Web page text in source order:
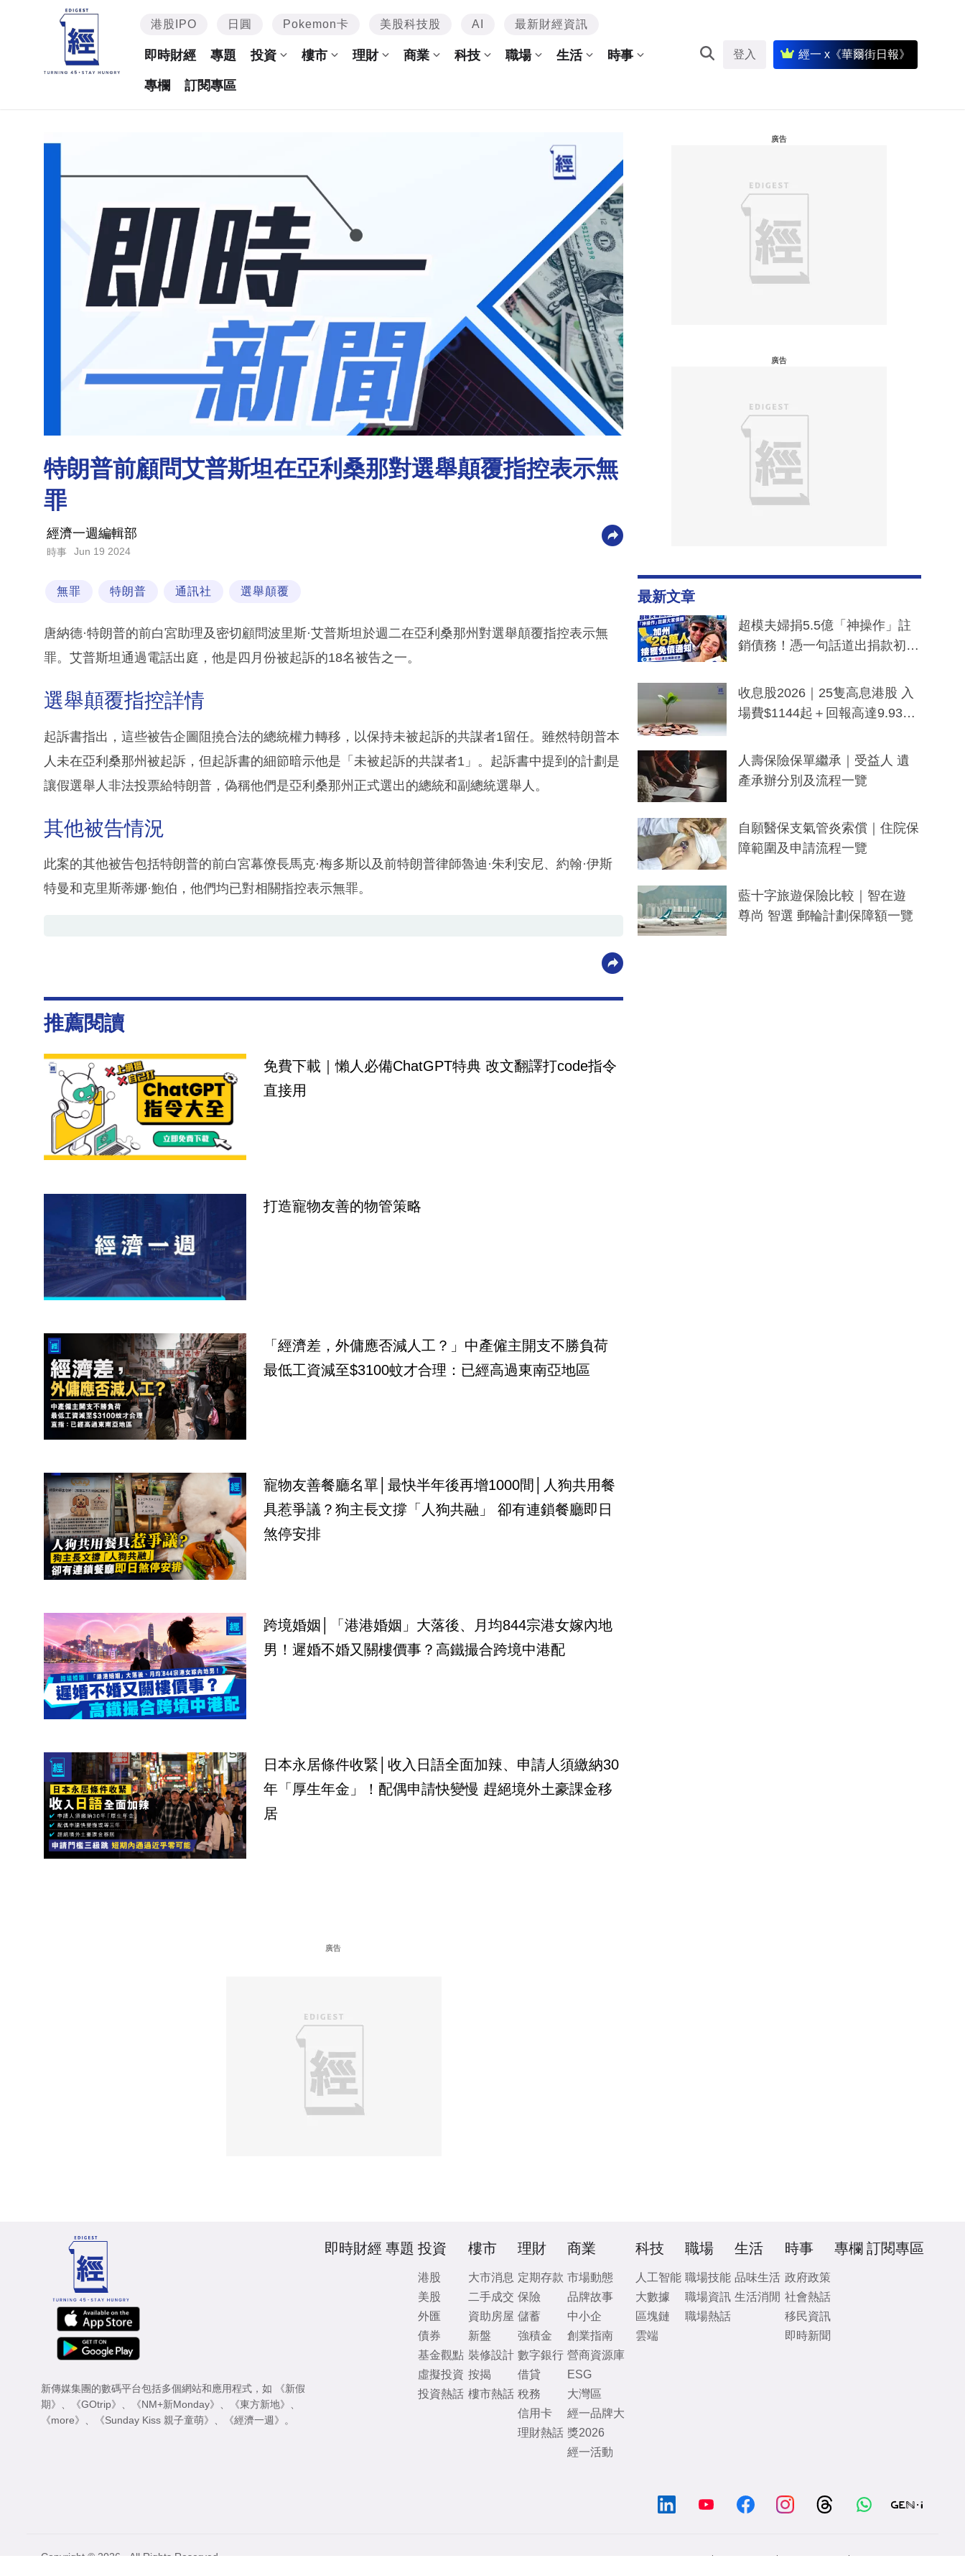
港股IPO 日圓 Pokemon卡 美股科技股 AI 最新財經資訊
即時財經 專題 投資 樓市 理財 商業 科技 職場 生活 時事
專欄 訂閱專區
登入 經一 x《華爾街日報》
特朗普前顧問艾普斯坦在亞利桑那對選舉顛覆指控表示無
罪
經濟一週編輯部
時事 Jun 19 2024
無罪 特朗普 通訊社 選舉顛覆
唐納德·特朗普的前白宮助理及密切顧問波里斯·艾普斯坦於週二在亞利桑那州對選舉顛覆指控表示無
罪。艾普斯坦通過電話出庭，他是四月份被起訴的18名被告之一。
選舉顛覆指控詳情
起訴書指出，這些被告企圖阻撓合法的總統權力轉移，以保持未被起訴的共謀者1留任。雖然特朗普本
人未在亞利桑那州被起訴，但起訴書的細節暗示他是「未被起訴的共謀者1」。起訴書中提到的計劃是
讓假選舉人非法投票給特朗普，偽稱他們是亞利桑那州正式選出的總統和副總統選舉人。
其他被告情況
此案的其他被告包括特朗普的前白宮幕僚長馬克·梅多斯以及前特朗普律師魯迪·朱利安尼、約翰·伊斯
特曼和克里斯蒂娜·鮑伯，他們均已對相關指控表示無罪。
推薦閱讀
免費下載｜懶人必備ChatGPT特典 改文翻譯打code指令
直接用
打造寵物友善的物管策略
「經濟差，外傭應否減人工？」中產僱主開支不勝負荷
最低工資減至$3100蚊才合理：已經高過東南亞地區
寵物友善餐廳名單│最快半年後再增1000間│人狗共用餐
具惹爭議？狗主長文撐「人狗共融」 卻有連鎖餐廳即日
煞停安排
跨境婚姻│「港港婚姻」大落後、月均844宗港女嫁內地
男！遲婚不婚又關樓價事？高鐵撮合跨境中港配
日本永居條件收緊│收入日語全面加辣、申請人須繳納30
年「厚生年金」！配偶申請快變慢 趕絕境外土豪課金移
居
廣告
廣告
廣告
最新文章
超模夫婦捐5.5億「神操作」註
銷債務！憑一句話道出捐款初
一度被誤當詐騙手段
收息股2026｜25隻高息港股 入
場費$1144起＋回報高達9.93
人壽保險保單繼承｜受益人 遺
產承辦分別及流程一覽
自願醫保支氣管炎索償｜住院保
障範圍及申請流程一覽
藍十字旅遊保險比較｜智在遊
尊尚 智選 郵輪計劃保障額一覽
新傳媒集團的數碼平台包括多個網站和應用程式，如
《新假
期》
《GOtrip》 《NM+新Monday》 《東方新地》
《more》
《Sunday Kiss 親子童萌》 《經濟一週》 。
即時財經 專題 投資
港股
美股
外匯
債券
基金觀點
虛擬投資
投資熱話
樓市
大市消息
二手成交
資助房屋
新盤
裝修設計
按揭
樓市熱話
理財
定期存款
保險
儲蓄
強積金
數字銀行
借貸
稅務
信用卡
理財熱話
商業
市場動態
品牌故事
中小企
創業指南
營商資源庫
ESG
大灣區
經一品牌大
獎2026
經一活動
科技
人工智能
大數據
區塊鏈
雲端
職場
職場技能
職場資訊
職場熱話
生活
品味生活
生活消閒
時事
政府政策
社會熱話
移民資訊
即時新聞
專欄 訂閱專區
/ / /
Copyright © 2026 - All Rights Reserved